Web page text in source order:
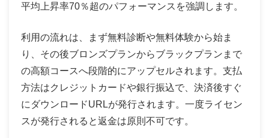
平均上昇率70％超のパフォーマンスを強調します。
利用の流れは、まず無料診断や無料体験から始ま
り、その後ブロンズプランからブラックプランまで
の高額コースへ段階的にアップセルされます。支払
方法はクレジットカードや銀行振込で、決済後すぐ
にダウンロードURLが発行されます。一度ライセン
スが発行されると返金は原則不可です。